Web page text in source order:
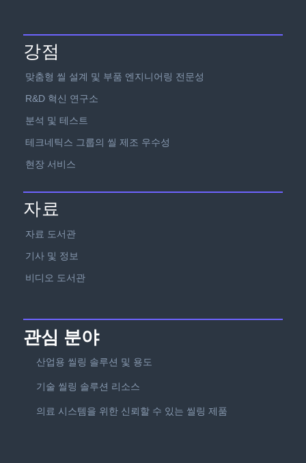
강점
맞춤형 씰 설계 및 부품 엔지니어링 전문성
R&D 혁신 연구소
분석 및 테스트
테크네틱스 그룹의 씰 제조 우수성
현장 서비스
자료
자료 도서관
기사 및 정보
비디오 도서관
관심 분야
산업용 씰링 솔루션 및 용도
기술 씰링 솔루션 리소스
의료 시스템을 위한 신뢰할 수 있는 씰링 제품